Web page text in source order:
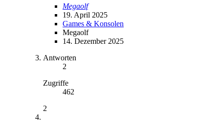
Megaolf
19. April 2025
Games & Konsolen
Megaolf
14. Dezember 2025
Antworten
2
Zugriffe
462
2